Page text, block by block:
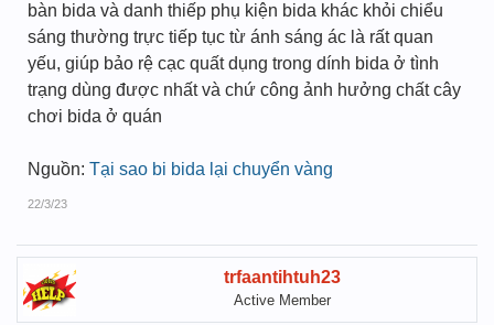
bàn bida và danh thiếp phụ kiện bida khác khỏi chiểu
sáng thường trực tiếp tục từ ánh sáng ác là rất quan
yếu, giúp bảo rệ cạc quất dụng trong dính bida ở tình
trạng dùng được nhất và chứ công ảnh hưởng chất cây
chơi bida ở quán
Nguồn: Tại sao bi bida lại chuyển vàng
22/3/23
trfaantihtuh23
Active Member